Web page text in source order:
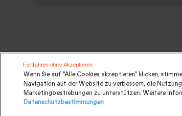
Weitere Ideen für einen
Romantisches Wochenende|Geschenk für
AufenthaltHochzeitsgeschenk
Wenn Sie auf "Alle Cookies akzeptieren" klicken,
Navigation auf der Website zu verbessern, die
Marketingbestrebungen zu unterstützen. Weitere
Datenschutzbestimmungen
Fortfahren ohne Akzeptieren